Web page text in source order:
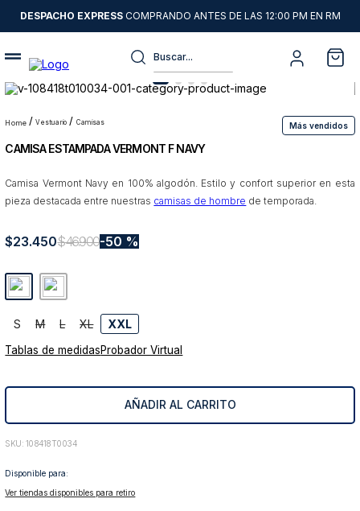
DESPACHO EXPRESSCOMPRANDO ANTES DE LAS 12:00 PM EN RM
Buscar...
vestuario camisas Más vendidos
CAMISA ESTAMPADA VERMONT F NAVY
Camisa Vermont Navy en 100% algodón. Estilo y confort superior en esta
pieza destacada entre nuestras camisas de hombre de temporada.
$23.450$46.900 50 %
S M L XL XXL
Tablas de medidasProbador Virtual
AÑADIR AL CARRITO
: 108418T0034
Disponible para:
Ver tiendas disponibles para retiro
1.
sweater
2.
camisas
3.
chaquetas
5.
jeans
7.
blazer
8
chaqueta
9.
poleron